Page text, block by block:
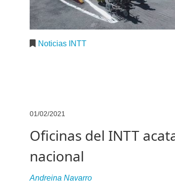
Noticias INTT
01/02/2021
Oficinas del INTT
nacional
Andreina Navarro